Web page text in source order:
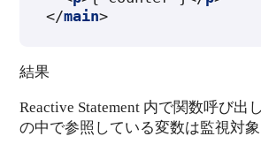
</main>
結果
Reactive Statement 内で関数呼び出
の中で参照している変数は監視対